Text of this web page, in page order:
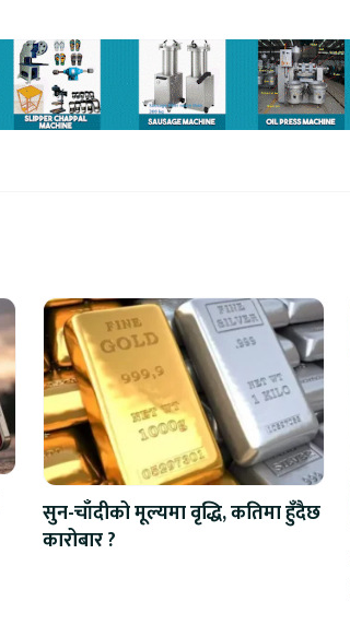
सुन-चाँदीको मूल्यमा वृद्धि, कतिमा हुँदैछ
कारोबार ?